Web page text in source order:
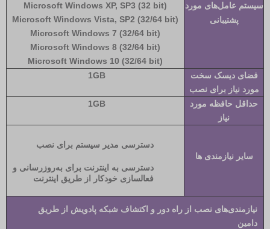
سیستم عامل‌های مورد
پشتیبانی
(Microsoft Windows XP, SP3 (32 bit
(Microsoft Windows Vista, SP2 (32/64 bit
(Microsoft Windows 7 (32/64 bit
(Microsoft Windows 8 (32/64 bit
(Microsoft Windows 10 (32/64 bit
فضای دیسک سخت
مورد نیاز برای نصب
1GB
حداقل حافظه مورد
نیاز
1GB
سایر نیازمندی ها
دسترسی مدیر سیستم برای نصب
دسترسی به اینترنت برای به‌روزرسانی و
فعالسازی خودکار از طریق اینترنت
نیازمندی‌های نصب از راه دور و اکتشاف شبکه پادویش از طریق
دامین